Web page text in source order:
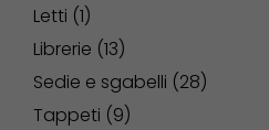
Letti 1
Librerie 13
Sedie e sgabelli 28
Tappeti 9